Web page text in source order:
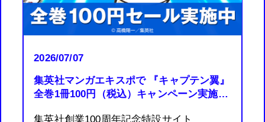
2026/07/07
集英社マンガエキスポで 『キャプテン翼』
全巻1冊100円（税込）キャンペーン実施
集英社創業100周年記念特設サイト